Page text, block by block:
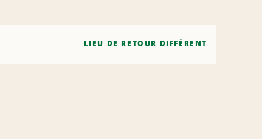
LIEU DE RETOUR DIFFÉRENT